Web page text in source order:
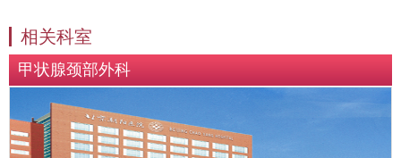
相关科室
甲状腺颈部外科